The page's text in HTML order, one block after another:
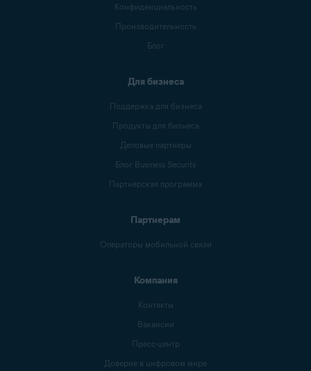
Конфиденциальность
Производительность
Блог
Для бизнеса
Поддержка для бизнеса
Продукты для бизнеса
Деловые партнеры
Блог Business Security
Партнерская программа
Партнерам
Операторы мобильной связи
Компания
Контакты
Вакансии
Пресс-центр
Доверие в цифровом мире